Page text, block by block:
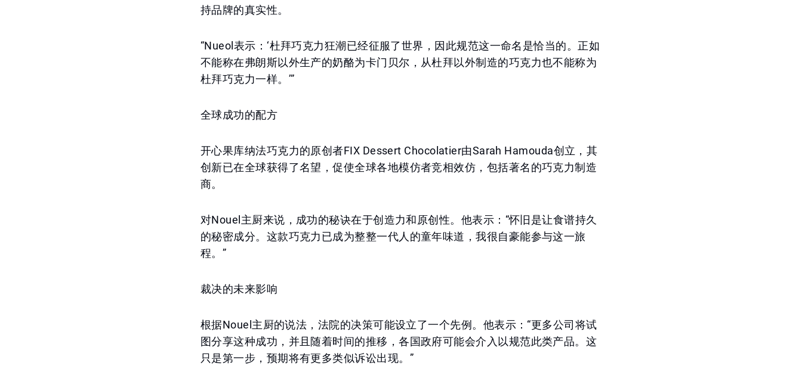
持品牌的真实性。
“Nueol表示：‘杜拜巧克力狂潮已经征服了世界，因此规范这一命名是恰当的。正如
不能称在弗朗斯以外生产的奶酪为卡门贝尔，从杜拜以外制造的巧克力也不能称为
杜拜巧克力一样。’”
全球成功的配方
开心果库纳法巧克力的原创者FIX Dessert Chocolatier由Sarah Hamouda创立，其
创新已在全球获得了名望，促使全球各地模仿者竞相效仿，包括著名的巧克力制造
商。
对Nouel主厨来说，成功的秘诀在于创造力和原创性。他表示：“怀旧是让食谱持久
的秘密成分。这款巧克力已成为整整一代人的童年味道，我很自豪能参与这一旅
程。”
裁决的未来影响
根据Nouel主厨的说法，法院的决策可能设立了一个先例。他表示：“更多公司将试
图分享这种成功，并且随着时间的推移，各国政府可能会介入以规范此类产品。这
只是第一步，预期将有更多类似诉讼出现。”